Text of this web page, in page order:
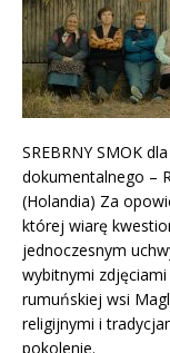
SREBRNY SMOK
dokumentalnego –
(Holandia) Za
której wiarę
jednoczesnym
wybitnymi
rumuńskiej wsi
religijnymi i
pokolenie.